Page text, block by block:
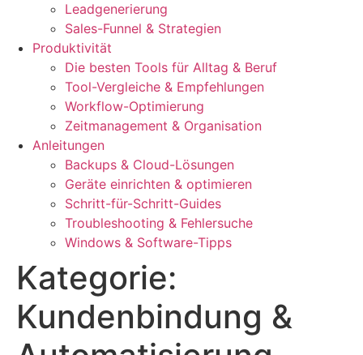
Leadgenerierung
Sales-Funnel & Strategien
Produktivität
Die besten Tools für Alltag & Beruf
Tool-Vergleiche & Empfehlungen
Workflow-Optimierung
Zeitmanagement & Organisation
Anleitungen
Backups & Cloud-Lösungen
Geräte einrichten & optimieren
Schritt-für-Schritt-Guides
Troubleshooting & Fehlersuche
Windows & Software-Tipps
Kategorie:
Kundenbindung &